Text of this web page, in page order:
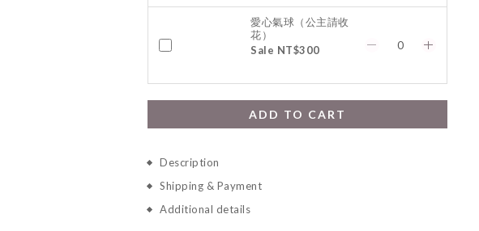
愛心氣球（公主請收
花）
Sale NT$300
ADD TO CART
Description
Shipping & Payment
Additional details